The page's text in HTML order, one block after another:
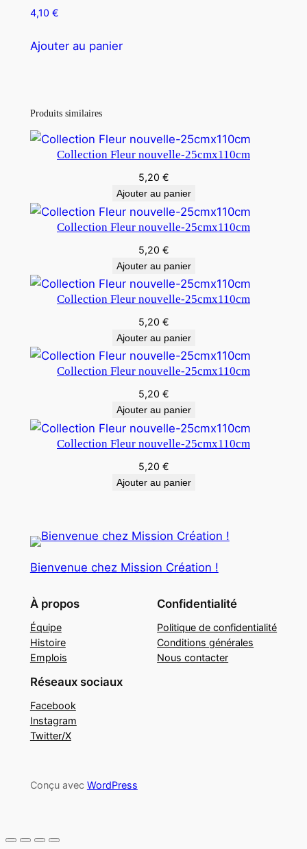
4,10 €
Ajouter au panier
Produits similaires
Collection Fleur nouvelle-25cmx110cm
5,20 €
Ajouter au panier
Collection Fleur nouvelle-25cmx110cm
5,20 €
Ajouter au panier
Collection Fleur nouvelle-25cmx110cm
5,20 €
Ajouter au panier
Collection Fleur nouvelle-25cmx110cm
5,20 €
Ajouter au panier
Collection Fleur nouvelle-25cmx110cm
5,20 €
Ajouter au panier
Bienvenue chez Mission Création !
À propos
Équipe
Histoire
Emplois
Confidentialité
Politique de confidentialité
Conditions générales
Nous contacter
Réseaux sociaux
Facebook
Instagram
Twitter/X
Conçu avec WordPress